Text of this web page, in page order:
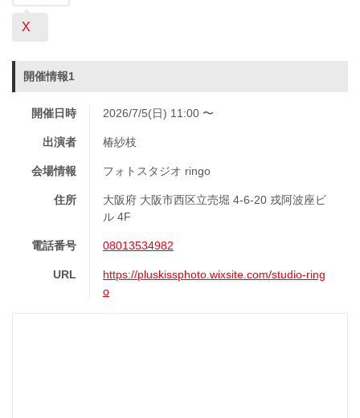
X
開催情報1
開催日時 2026/7/5(日) 11:00 〜
出演者 椿紗枝
会場情報 フォトスタジオ ringo
住所
大阪府 大阪市西区立売堀 4‐6‐20 戎阿波座ビ
ル 4F
電話番号 08013534982
URL
https://pluskissphoto.wixsite.com/studio-ring
o